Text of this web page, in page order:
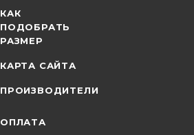
КАК
ПОДОБРАТЬ
РАЗМЕР
КАРТА САЙТА
ПРОИЗВОДИТЕЛИ
ОПЛАТА